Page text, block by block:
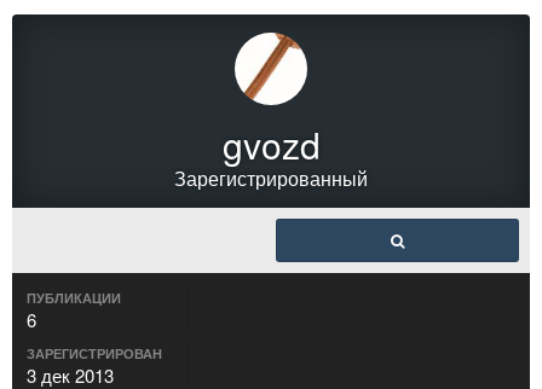
gvozd
Зарегистрированный
ПУБЛИКАЦИИ
6
ЗАРЕГИСТРИРОВАН
3 дек 2013